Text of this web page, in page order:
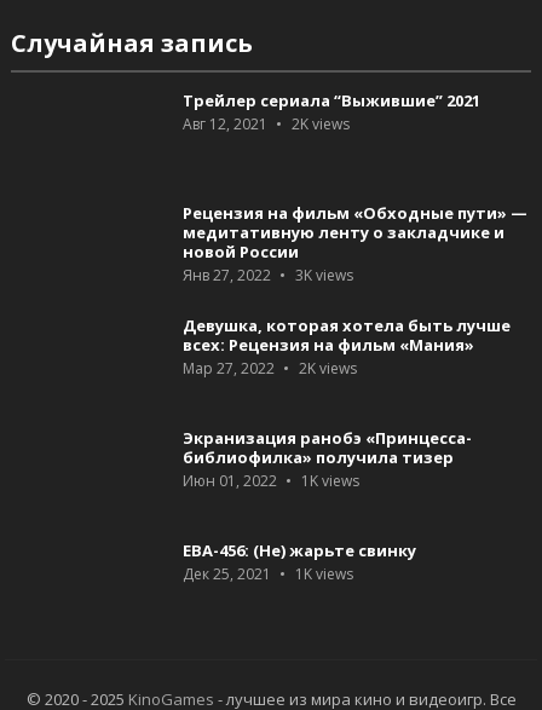
Случайная запись
Трейлер сериала “Выжившие” 2021
Авг 12, 2021 2Kviews
Рецензия на фильм «Обходные пути» —
медитативную ленту о закладчике и
новой России
Янв 27, 2022 3Kviews
Девушка, которая хотела быть лучше
всех: Рецензия на фильм «Мания»
Мар 27, 2022 2Kviews
Экранизация ранобэ «Принцесса-
библиофилка» получила тизер
Июн 01, 2022 1Kviews
ЕВА-456: (Не) жарьте свинку
Дек 25, 2021 1Kviews
© 2020 - 2025 KinoGames - лучшее из мира кино и видеоигр. Все